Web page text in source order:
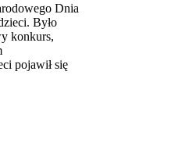
Dnia
Było
konkurs,
pojawił się